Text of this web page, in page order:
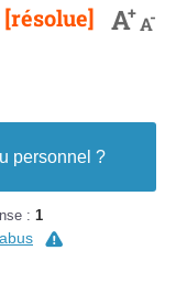
[résolue] A+A-
personnel ?
: 1